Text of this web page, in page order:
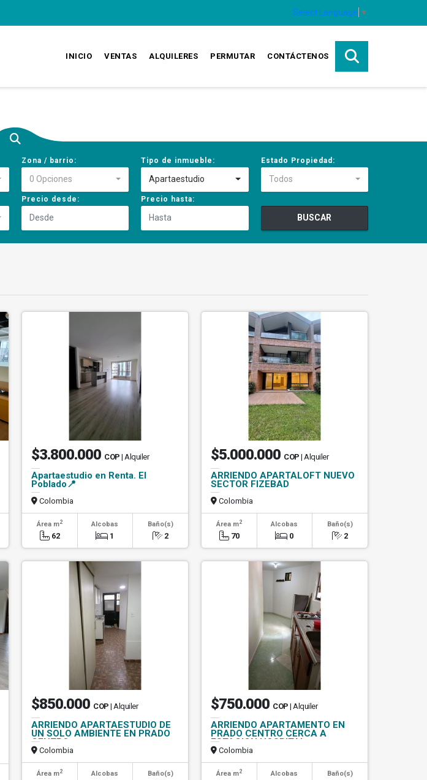
Select Language ▼
INICIO VENTAS ALQUILERES PERMUTAR CONTÁCTENOS
Zona / barrio:
0 Opciones
Tipo de inmueble:
Apartaestudio
Estado Propiedad:
Todos
Precio desde: Precio hasta:
BUSCAR
$3.800.000 COP | Alquiler
Apartaestudio en Renta. El
Poblado📍
Colombia
Área m2
62
Alcobas
1
Baño(s)
2
$5.000.000 COP | Alquiler
ARRIENDO APARTALOFT NUEVO
SECTOR FIZEBAD
Colombia
Área m2
70
Alcobas
0
Baño(s)
2
$850.000 COP | Alquiler
ARRIENDO APARTAESTUDIO DE
UN SOLO AMBIENTE EN PRADO
CENTRO
Colombia
Área m2 Alcobas Baño(s)
$750.000 COP | Alquiler
ARRIENDO APARTAMENTO EN
PRADO CENTRO CERCA A
ESTACION HOSPITAL
Colombia
Área m2 Alcobas Baño(s)